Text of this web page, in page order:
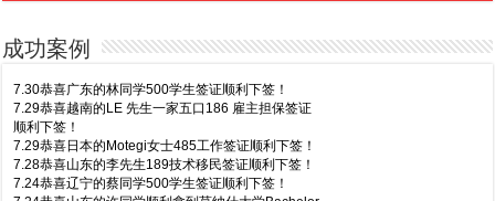
成功案例
7.30恭喜广东的林同学500学生签证顺利下签！
7.29恭喜越南的LE 先生一家五口186 雇主担保签证
顺利下签！
7.29恭喜日本的Motegi女士485工作签证顺利下签！
7.28恭喜山东的李先生189技术移民签证顺利下签！
7.24恭喜辽宁的蔡同学500学生签证顺利下签！